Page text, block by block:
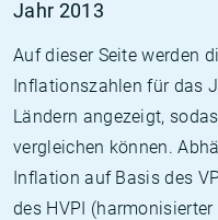
Jahr 2013
Auf dieser Seite werden
Inflationszahlen für das
Ländern angezeigt,
vergleichen können.
Inflation auf Basis des
des HVPI